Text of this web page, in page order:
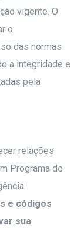
vigente. O
o
das normas
a integridade e
pela
relações
Programa de
e códigos
sua